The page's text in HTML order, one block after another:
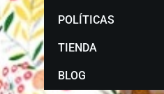
POLÍTICAS
TIENDA
BLOG